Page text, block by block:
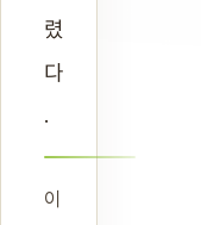
렸
다
.
이